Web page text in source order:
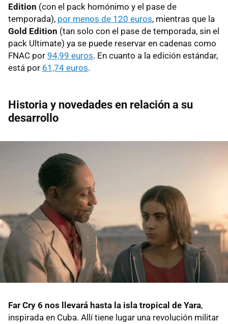
Edition (con el pack homónimo y el pase de
temporada), por menos de 120 euros, mientras que la
Gold Edition (tan solo con el pase de temporada, sin el
pack Ultimate) ya se puede reservar en cadenas como
FNAC por 94,99 euros. En cuanto a la edición estándar,
está por 61,74 euros.
Historia y novedades en relación a su
desarrollo
Far Cry 6 nos llevará hasta la isla tropical de Yara,
inspirada en Cuba. Allí tiene lugar una revolución militar